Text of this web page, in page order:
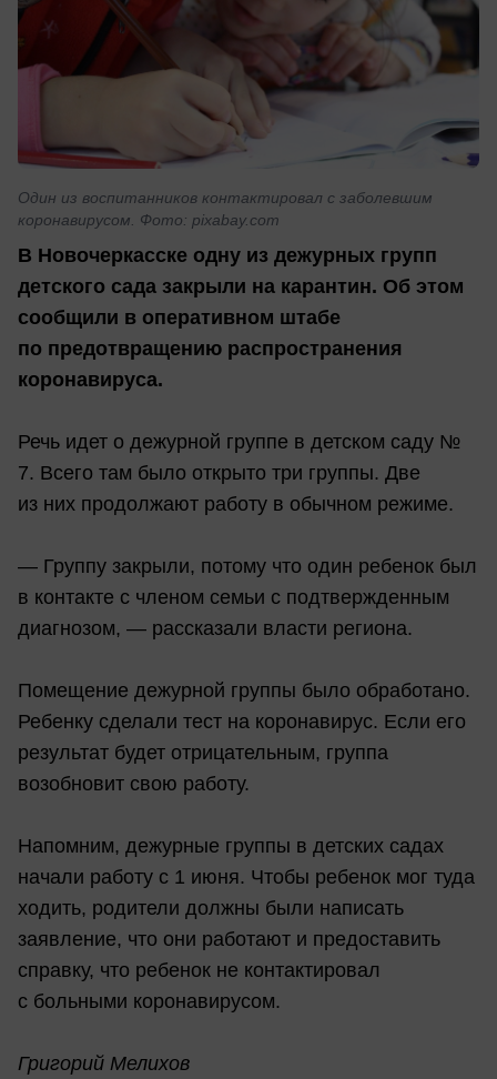
Один из воспитанников контактировал с заболевшим
коронавирусом. Фото: pixabay.com
В Новочеркасске одну из дежурных групп
детского сада закрыли на карантин. Об этом
сообщили в оперативном штабе
по предотвращению распространения
коронавируса.
Речь идет о дежурной группе в детском саду №
7. Всего там было открыто три группы. Две
из них продолжают работу в обычном режиме.
— Группу закрыли, потому что один ребенок был
в контакте с членом семьи с подтвержденным
диагнозом, — рассказали власти региона.
Помещение дежурной группы было обработано.
Ребенку сделали тест на коронавирус. Если его
результат будет отрицательным, группа
возобновит свою работу.
Напомним, дежурные группы в детских садах
начали работу с 1 июня. Чтобы ребенок мог туда
ходить, родители должны были написать
заявление, что они работают и предоставить
справку, что ребенок не контактировал
с больными коронавирусом.
Григорий Мелихов